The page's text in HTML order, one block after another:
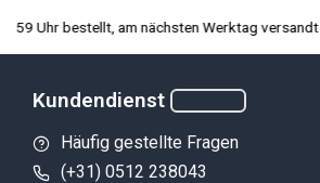
Uhr bestellt, am nächsten Werktag versandt
Kundendienst
Häufig gestellte Fragen
(+31) 0512 238043